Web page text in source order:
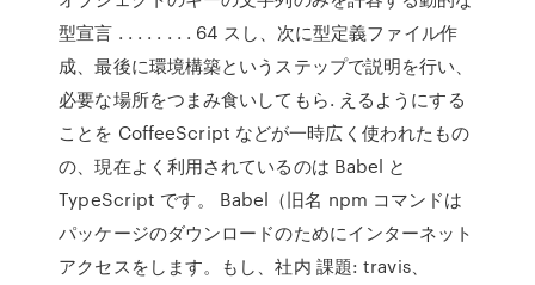
型宣言 . . . . . . . . 64 スし、次に型定義ファイル作
成、最後に環境構築というステップで説明を行い、
必要な場所をつまみ食いしてもら. えるようにする
ことを CoffeeScript などが一時広く使われたもの
の、現在よく利用されているのは Babel と
TypeScript です。 Babel（旧名 npm コマンドは
パッケージのダウンロードのためにインターネット
アクセスをします。もし、社内 課題: travis、